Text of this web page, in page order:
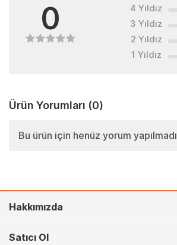
0 4 Yıldız
3 Yıldız
2 Yıldız
1 Yıldız
Ürün Yorumları (0)
Bu ürün için henüz yorum yapılmadı
Hakkımızda
Satıcı Ol